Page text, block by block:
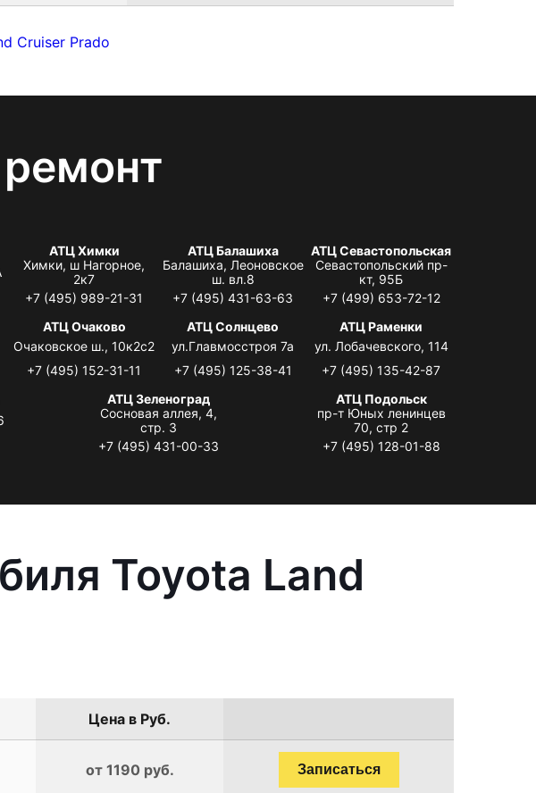
Cruiser Prado
АТЦ Химки
Химки, ш Нагорное,
2к7
+7 (495) 989-21-31
АТЦ Балашиха
Балашиха, Леоновское
ш. вл.8
+7 (495) 431-63-63
АТЦ Севастопольская
Севастопольский пр-
кт, 95Б
+7 (499) 653-72-12
АТЦ Очаково
Очаковское ш., 10к2с2
+7 (495) 152-31-11
АТЦ Солнцево
ул.Главмосстроя 7а
+7 (495) 125-38-41
АТЦ Раменки
ул. Лобачевского, 114
+7 (495) 135-42-87
АТЦ Зеленоград
Сосновая аллея, 4,
стр. 3
+7 (495) 431-00-33
АТЦ Подольск
пр-т Юных ленинцев
70, стр 2
+7 (495) 128-01-88
Toyota Land
Цена в Руб.
от 1190 руб. Записаться